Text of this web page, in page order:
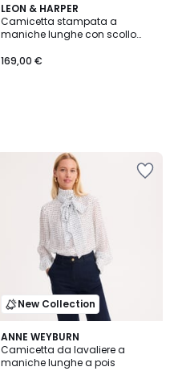
LEON & HARPER
Camicetta stampata a
maniche lunghe con scollo
169,00 €
New Collection
ANNE WEYBURN
Camicetta da lavaliere a
maniche lunghe a pois